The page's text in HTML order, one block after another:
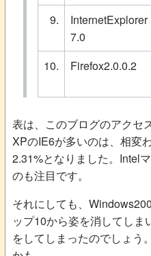
9.
InternetExplorer
7.0
10. Firefox2.0.0.2
表は、このブログのアクセ
XPのIE6が多いのは、相変
2.31%となりました。Intel
のも注目です。
それにしても、
ップ10から姿を消してしま
をしてしまったのでしょう